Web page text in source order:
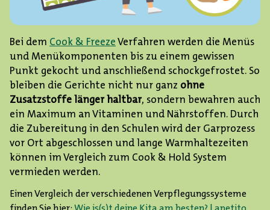
Bei dem Cook & FreezeVerfahren werden die Menüs
und Menükomponenten bis zu einem gewissen
Punkt gekocht und anschließend schockgefrostet. So
bleiben die Gerichte nicht nur ganz ohne
Zusatzstoffe länger haltbar, sondern bewahren auch
ein Maximum an Vitaminen und Nährstoffen. Durch
die Zubereitung in den Schulen wird der Garprozess
vor Ort abgeschlossen und lange Warmhaltezeiten
können im Vergleich zum Cook & Hold System
vermieden werden.
Einen Vergleich der verschiedenen Verpflegungssysteme